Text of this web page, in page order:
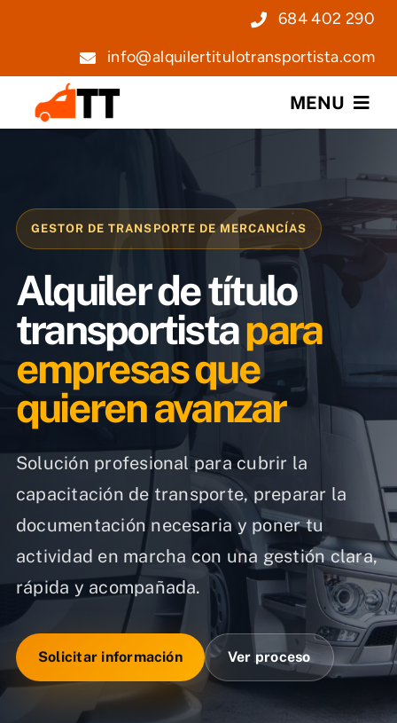
684 402 290
info@alquilertitulotransportista.com
MENU
Servicios
Noticias
Contacto
GESTOR DE TRANSPORTE DE MERCANCÍAS
Alquiler de título
transportistapara
empresas que
quieren avanzar
Solución profesional para cubrir la
capacitación de transporte, preparar la
documentación necesaria y poner tu
actividad en marcha con una gestión clara,
rápida y acompañada.
Solicitar información Ver proceso